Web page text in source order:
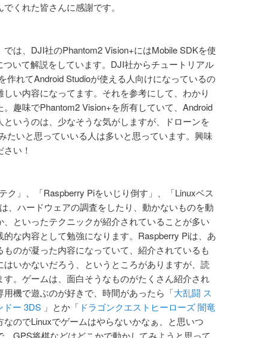
くれた皆さんに感謝です。
では、DJI社のPhantom2 Vision+にはMobile SDKを使
いて解説をしています。DJI社からチュートリアル
作れてAndroid Studioが使える人向けになっているの
い内容になってます。それを参考にして、わかり
趣味でPhantom2 Vision+を所有していて、Android
いうのは、少なそうな気がしますが、ドローンを
たいと思っていいる人は多いと思っています。興味
い！
ク」、「Raspberry Piをいじり倒す」、「Linuxベス
、ハードウェアの調査をしたり、動かないものを動
といったテクニックが紹介されていることが多い
な内容として勉強になります。Raspberry Piは、あ
のが凝った内容になっていて、紹介されているも
いかないだろう、というところがありますが、読
。ゲームは、面白そうなものがたくさん紹介され
機で遊ぶのが好きで、時間があったら「大乱闘 ス
ドー 3DS 」とか「 ドラゴンクエストヒーローズ 闇竜
のでLinuxでゲームはやらないかなぁ、と思いつ